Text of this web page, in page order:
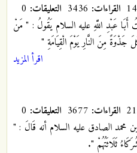
القراءات: التعليقات:
عَبْدِ اللَّهِ عليه السلام يَقُولُ‏ : " مَنْ
مِنَ النَّارِ يَوْمَ الْقِيَامَةِ "
اقرأ المزيد
القراءات: التعليقات:
الصادق عليه السلام أنه قَالَ : "
ثَلَاثَتُهُمْ ".